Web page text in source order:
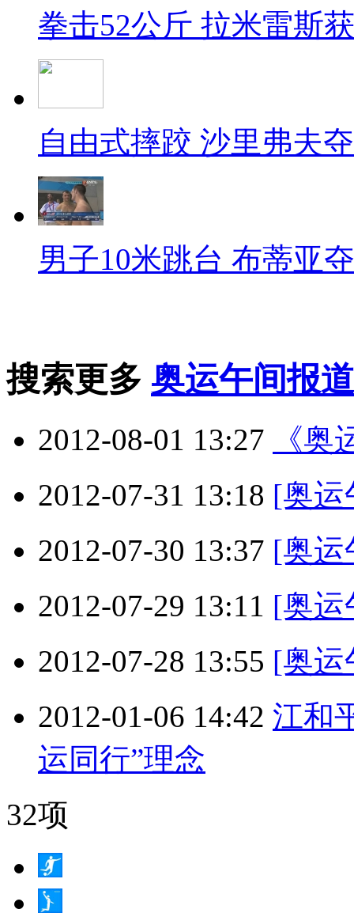
拳击52公斤 拉米雷斯
自由式摔跤 沙里弗夫
男子10米跳台 布蒂亚
搜索更多 奥运午间报道
2012-08-01 13:27
《
2012-07-31 13:18 [奥运
2012-07-30 13:37 [奥运
2012-07-29 13:11 [奥运
2012-07-28 13:55 [奥运
2012-01-06 14:42 江和
运同行”理念
32项